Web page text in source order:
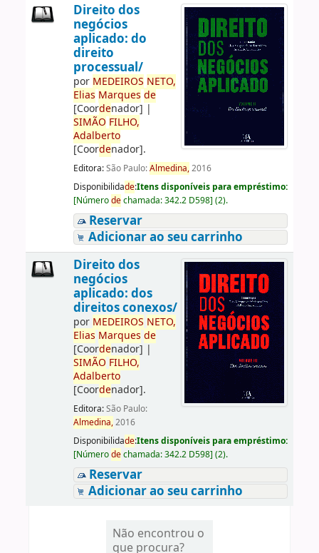
Direito dos
negócios
aplicado: do
direito
processual/
por MEDEIROS NETO,
Elias Marques de
[Coordenador] |
SIMÃO FILHO,
Adalberto
[Coordenador].
Editora:São Paulo:Almedina,2016
Disponibilidade:Itens disponíveis para empréstimo:
[Númerodechamada:342.2 D598] (2).
Reservar
Adicionar ao seu carrinho
Direito dos
negócios
aplicado: dos
direitos conexos/
por MEDEIROS NETO,
Elias Marques de
[Coordenador] |
SIMÃO FILHO,
Adalberto
[Coordenador].
Editora:São Paulo:
Almedina,2016
Disponibilidade:Itens disponíveis para empréstimo:
[Númerodechamada:342.2 D598] (2).
Reservar
Adicionar ao seu carrinho
Não encontrou o
que procura?